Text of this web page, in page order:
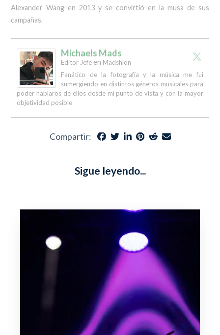
Alexander Wang en 2013 y se convirtió en la musa de sus
campañas.
Michaels Mads
Editor Jefe en Madshion
Fanático de la fotografía y la música me fui
sumergiendo en distintos géneros musicales para
poder hablaros de ellos desde mi punto de vista y con la mayor
objetividad posible
Compartir:
Sigue leyendo...